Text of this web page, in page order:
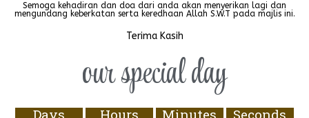
Semoga kehadiran dan doa dari anda akan menyerikan lagi dan
mengundang keberkatan serta keredhaan Allah S.W.T pada majlis ini.
Terima Kasih
ourspecial day
Days Hours Minutes Seconds